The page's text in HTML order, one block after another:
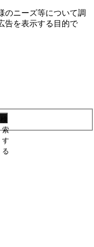
のニーズ等について調
告を表⽰する⽬的で
索
す
る